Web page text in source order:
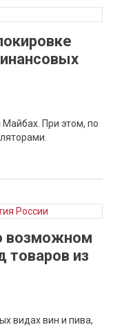
При этом, по
возможном
товаров из
видах вин и пива,